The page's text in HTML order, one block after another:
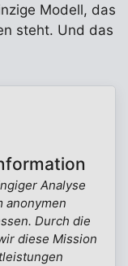
Modell, das
steht. Und das
Analyse
anonymen
Durch die
diese Mission